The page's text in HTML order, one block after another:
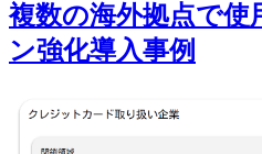
複数の海外拠点で使
ン強化導入事例